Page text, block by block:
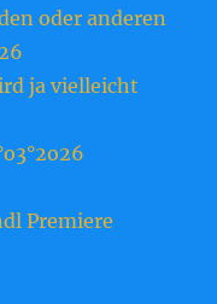
oder anderen
ja vielleicht
Premiere